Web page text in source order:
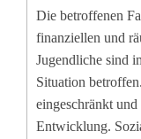
Die betroffenen
finanziellen und
Jugendliche sind
Situation
eingeschränkt
Entwicklung.